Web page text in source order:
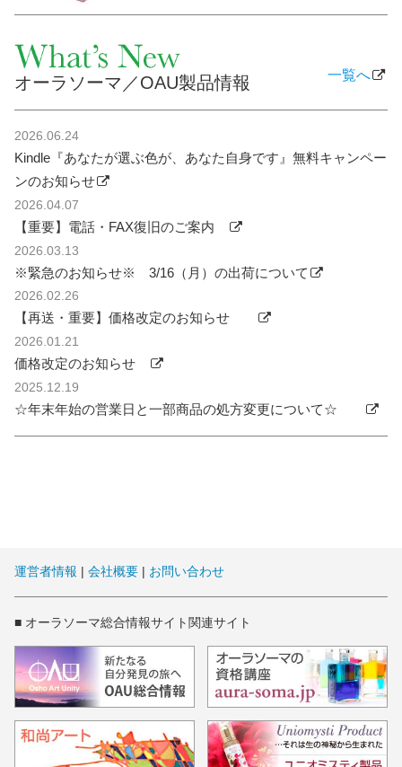
オーラソーマ／OAU製品情報 一覧へ
2026.06.24
Kindle『あなたが選ぶ色が、あなた自身です』無料キャンペー
ンのお知らせ
2026.04.07
【重要】電話・FAX復旧のご案内
2026.03.13
※緊急のお知らせ※ 3/16（月）の出荷について
2026.02.26
【再送・重要】価格改定のお知らせ
2026.01.21
価格改定のお知らせ
2025.12.19
☆年末年始の営業日と一部商品の処方変更について☆
運営者情報 | 会社概要 | お問い合わせ
■ オーラソーマ総合情報サイト関連サイト